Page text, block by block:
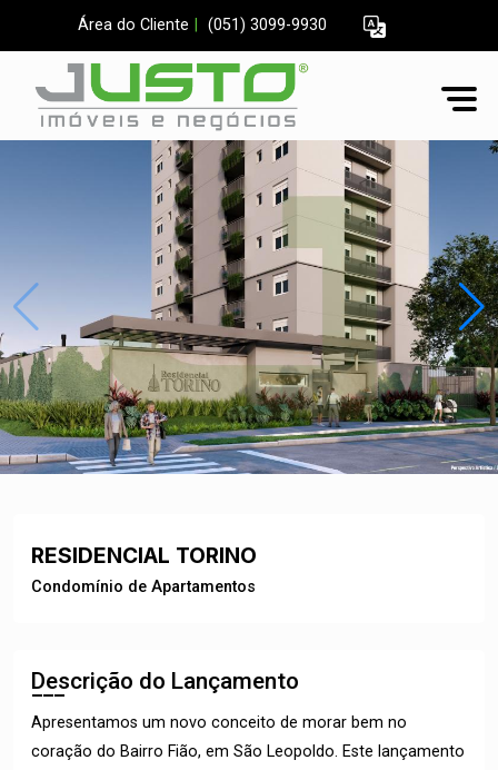
Área do Cliente (051) 3099-9930
RESIDENCIAL TORINO
Condomínio de Apartamentos
Descrição do Lançamento
Apresentamos um novo conceito de morar bem no
coração do Bairro Fião, em São Leopoldo. Este lançamento